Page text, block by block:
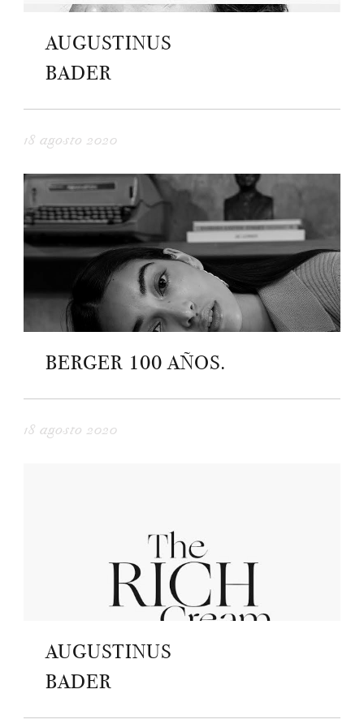
AUGUSTINUS
BADER
18 agosto 2020
BERGER 100 AÑOS.
18 agosto 2020
AUGUSTINUS
BADER